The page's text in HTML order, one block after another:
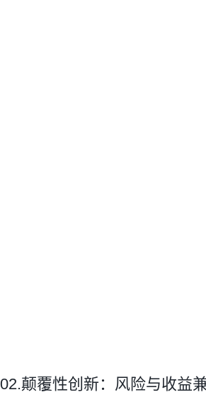
02.颠覆性创新：风险与收益